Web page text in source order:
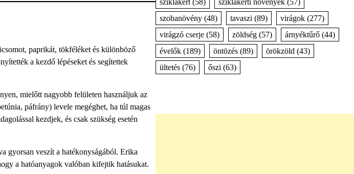
paprikát, tökféléket és különböző
a kezdő lépéseket és segítettek
mielőtt nagyobb felületen használjuk az
páfrány) levele megéghet, ha túl magas
kezdjek, és csak szükség esetén
gyorsan veszít a hatékonyságából. Erika
a hatóanyagok valóban kifejtik hatásukat.
sziklakert(58) sziklakerti növények(57)
szobanövény(48) tavaszi (89) virágok(277)
virágzó cserje(58) zöldség(57) árnyéktűrő(44)
évelők(189) öntözés(89) örökzöld (43)
ültetés(76) őszi (63)